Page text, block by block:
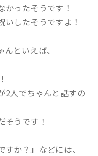
ったそうです！
したそうですよ！
といえば、
2人でちゃんと話すの
うです！
すか？」などには、